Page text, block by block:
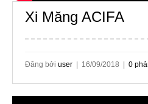
Xi Măng ACIFA
Đăng bởi user | 16/09/2018 | 0